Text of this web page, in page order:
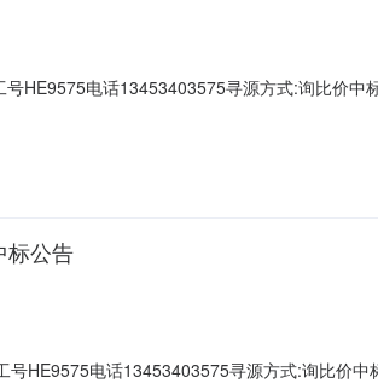
HE9575电话13453403575寻源方式:询比价中
标公告
HE9575电话13453403575寻源方式:询比价